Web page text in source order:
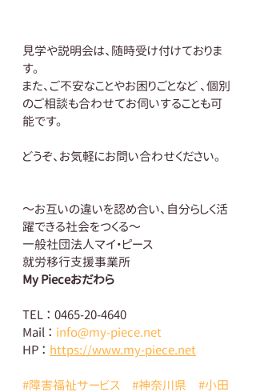
見学や説明会は、随時受け付けておりま
す。
また、ご不安なことやお困りごとなど 、個別
のご相談も合わせてお伺いすることも可
能です。
どうぞ、お気軽にお問い合わせください。
～お互いの違いを認め合い、自分らしく活
躍できる社会をつくる～
一般社団法人マイ・ピース
就労移行支援事業所
My Pieceおだわら
TEL ： 0465-20-4640
Mail ： info@my-piece.net
HP ： https://www.my-piece.net
#障害福祉サービス #神奈川県
#小田